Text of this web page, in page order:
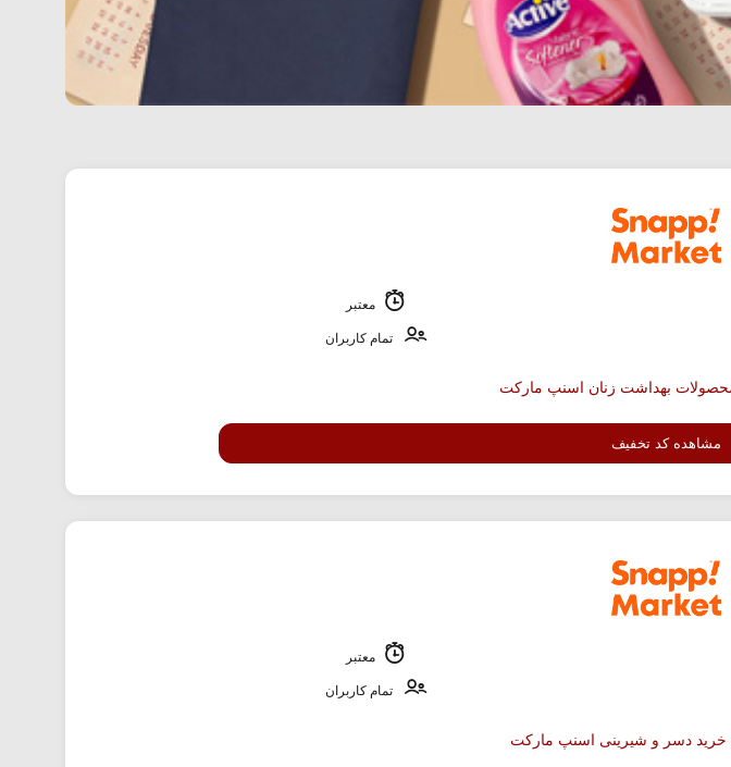
معتبر
تمام کاربران
مشاهده کد تخفیف
معتبر
تمام کاربران